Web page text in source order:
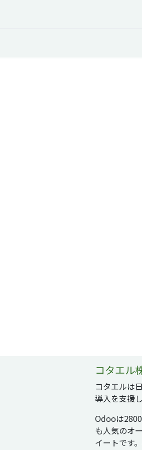
コタエル
コタエルは
導入を支援
Odooは
も人気のオ
イートです